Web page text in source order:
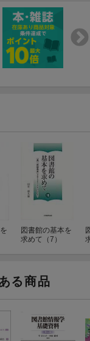
図書館の基本を
求めて（7）
る商品